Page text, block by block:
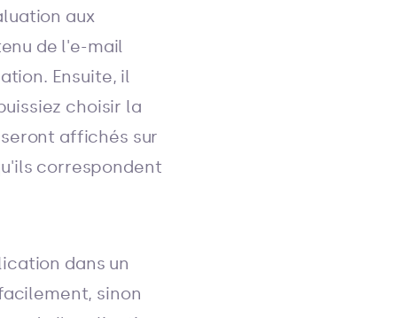
aux
de l'e-mail
Ensuite, il
choisir la
affichés sur
correspondent
dans un
sinon